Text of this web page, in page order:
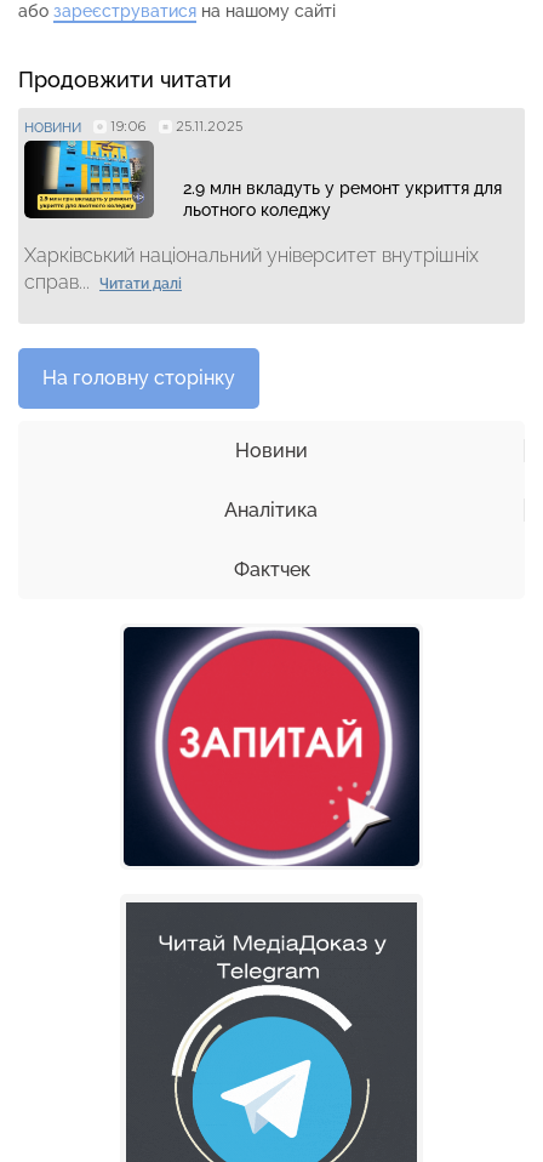
або зареєструватися на нашому сайті
Продовжити читати
НОВИНИ 19:06 25.11.2025
2.9 млн вкладуть у ремонт укриття для
льотного коледжу
Харківський національний університет внутрішніх
справ...
Читати далі
На головну сторінку
Новини
Аналітика
Фактчек